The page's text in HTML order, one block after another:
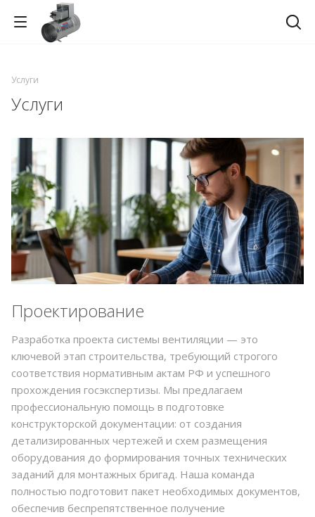
Услуги
Услуги
Проектирование
Разработка проекта системы вентиляции — это
ключевой этап строительства, требующий строгого
соответствия нормативным актам РФ и успешного
прохождения госэкспертизы. Мы предлагаем
профессиональную помощь в подготовке
конструкторской документации: от создания
детализированных чертежей и схем размещения
оборудования до формирования точных технических
заданий для монтажных бригад. Наша команда
полностью подготовит пакет необходимых документов,
обеспечив беспрепятственное получение